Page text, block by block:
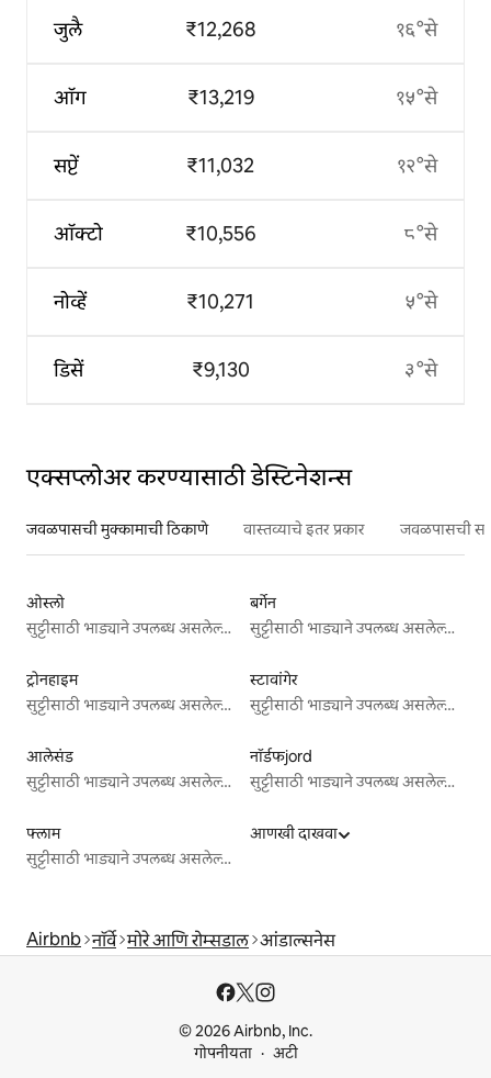
जुलै
ऑग
सप्टें
ऑक्टो
नोव्हें
डिसें
₹12,268
₹13,219
₹11,032
₹10,556
₹10,271
₹9,130
१६°से
१५°से
१२°से
८°से
५°से
३°से
एक्सप्लोअर करण्यासाठी डेस्टिनेशन्स
जवळपासची मुक्कामाची ठिकाणे वास्तव्याचे इतर प्रकार जवळपासची
ओस्लो
सुट्टीसाठी भाड्याने उपलब्ध असलेल्या जागा
बर्गेन
सुट्टीसाठी भाड्याने उपलब्ध असलेल्या जागा
ट्रोनहाइम
सुट्टीसाठी भाड्याने उपलब्ध असलेल्या जागा
स्टावांगेर
सुट्टीसाठी भाड्याने उपलब्ध असलेल्या जागा
आलेसंड
सुट्टीसाठी भाड्याने उपलब्ध असलेल्या जागा
नॉर्डफjord
सुट्टीसाठी भाड्याने उपलब्ध असलेल्या जागा
फ्लाम
सुट्टीसाठी भाड्याने उपलब्ध असलेल्या जागा
आणखी दाखवा
Airbnb नॉर्वे मोरे आणि रोम्सडाल आंडाल्सनेस
© 2026 Airbnb, Inc.
गोपनीयता
अटी